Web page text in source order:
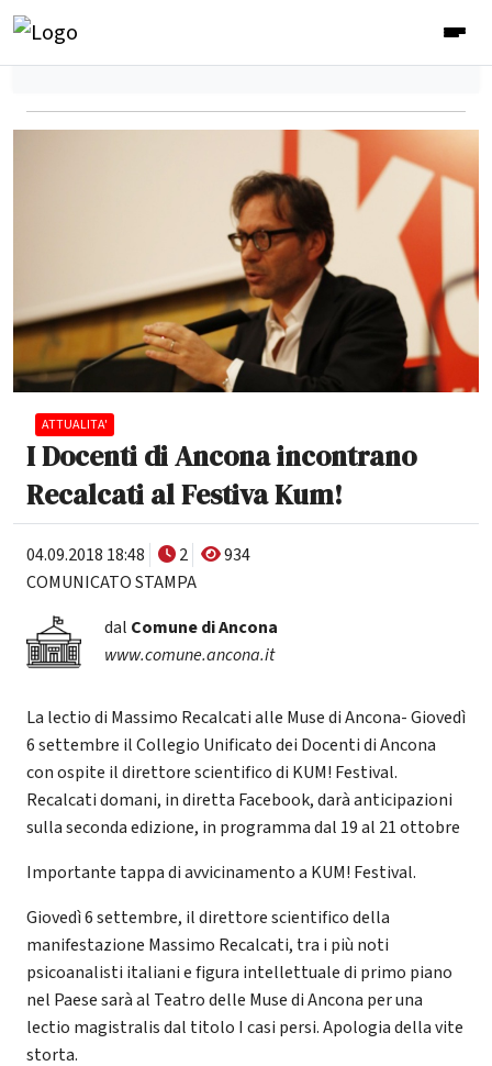
ATTUALITA'
I Docenti di Ancona incontrano
Recalcati al Festiva Kum!
04.09.2018 18:48 2
934
COMUNICATO STAMPA
dal Comune di Ancona
www.comune.ancona.it
La lectio di Massimo Recalcati alle Muse di Ancona- Giovedì
6 settembre il Collegio Unificato dei Docenti di Ancona
con ospite il direttore scientifico di KUM! Festival.
Recalcati domani, in diretta Facebook, darà anticipazioni
sulla seconda edizione, in programma dal 19 al 21 ottobre
Importante tappa di avvicinamento a KUM! Festival.
Giovedì 6 settembre, il direttore scientifico della
manifestazione Massimo Recalcati, tra i più noti
psicoanalisti italiani e figura intellettuale di primo piano
nel Paese sarà al Teatro delle Muse di Ancona per una
lectio magistralis dal titolo I casi persi. Apologia della vite
storta.